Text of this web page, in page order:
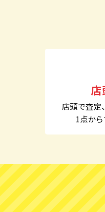
店頭で査定、
1点か